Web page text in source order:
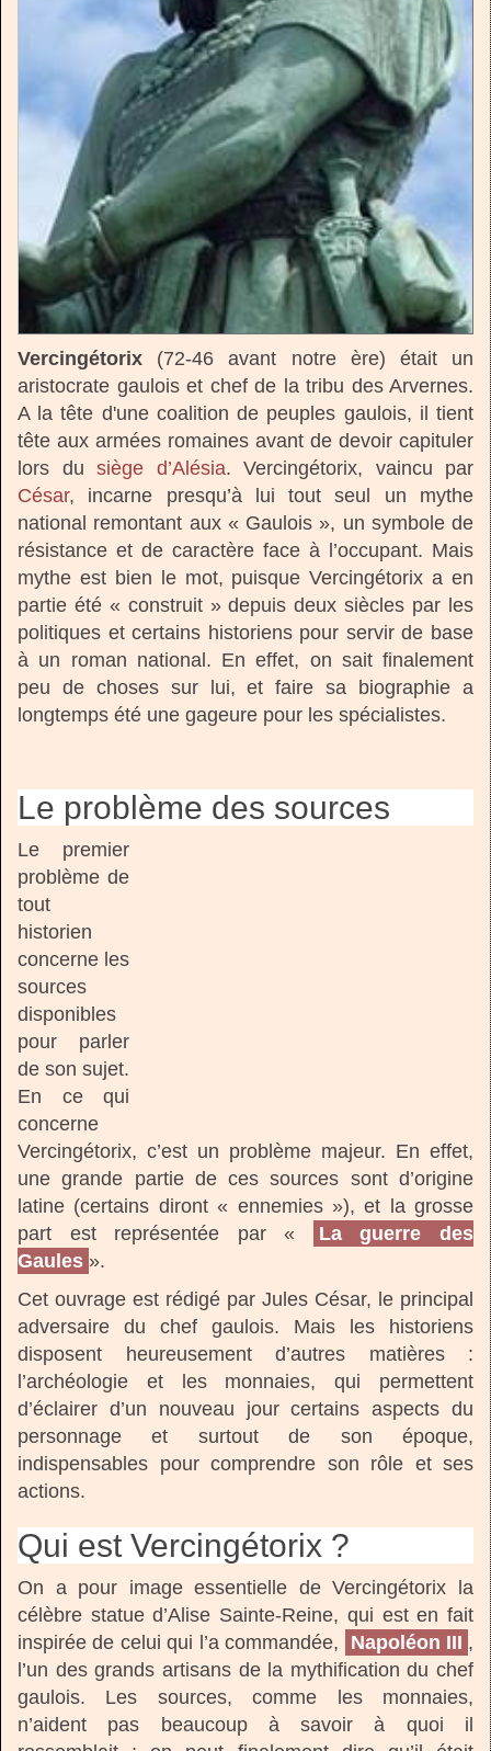
Vercingétorix (72-46 avant notre ère) était un
aristocrate gaulois et chef de la tribu des Arvernes.
A la tête d'une coalition de peuples gaulois, il tient
tête aux armées romaines avant de devoir capituler
lors du siège d’Alésia. Vercingétorix, vaincu par
César, incarne presqu’à lui tout seul un mythe
national remontant aux « Gaulois », un symbole de
résistance et de caractère face à l’occupant. Mais
mythe est bien le mot, puisque Vercingétorix a en
partie été « construit » depuis deux siècles par les
politiques et certains historiens pour servir de base
à un roman national. En effet, on sait finalement
peu de choses sur lui, et faire sa biographie a
longtemps été une gageure pour les spécialistes.
Le problème des sources
Le premier
problème de
tout
historien
concerne les
sources
disponibles
pour parler
de son sujet.
En ce qui
concerne
Vercingétorix, c’est un problème majeur. En effet,
une grande partie de ces sources sont d’origine
latine (certains diront « ennemies »), et la grosse
part est représentée par «
La guerre des
Gaules ».
Cet ouvrage est rédigé par Jules César, le principal
adversaire du chef gaulois. Mais les historiens
disposent heureusement d’autres matières :
l’archéologie et les monnaies, qui permettent
d’éclairer d’un nouveau jour certains aspects du
personnage et surtout de son époque,
indispensables pour comprendre son rôle et ses
actions.
Qui est Vercingétorix ?
On a pour image essentielle de Vercingétorix la
célèbre statue d’Alise Sainte-Reine, qui est en fait
inspirée de celui qui l’a commandée,
Napoléon III ,
l’un des grands artisans de la mythification du chef
gaulois. Les sources, comme les monnaies,
n’aident pas beaucoup à savoir à quoi il